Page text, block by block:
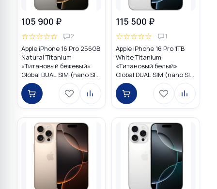
105 900 ₽
☆☆☆☆☆ 2
Apple iPhone 16 Pro 256GB
Natural Titanium
«Tитановый бежевый»
Global DUAL SIM (nano SIM
+ eSIM)
115 500 ₽
☆☆☆☆☆ 1
Apple iPhone 16 Pro 1TB
White Titanium
«Титановый белый»
Global DUAL SIM (nano SIM
+ eSIM)